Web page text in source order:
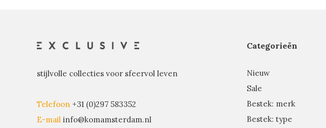
stijlvolle collecties voor sfeervol leven
Telefoon +31 (0)297 583352
E-mail info@komamsterdam.nl
Categorieën
Nieuw
Sale
Bestek: merk
Bestek: type